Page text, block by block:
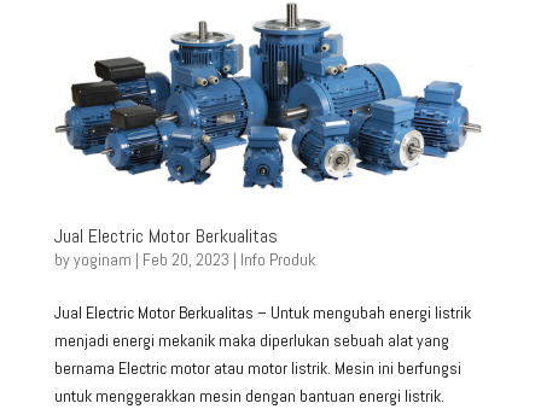
Jual Electric Motor Berkualitas
byyoginam | Feb 20, 2023 | Info Produk
Jual Electric Motor Berkualitas – Untuk mengubah energi listrik
menjadi energi mekanik maka diperlukan sebuah alat yang
bernama Electric motor atau motor listrik. Mesin ini berfungsi
untuk menggerakkan mesin dengan bantuan energi listrik.